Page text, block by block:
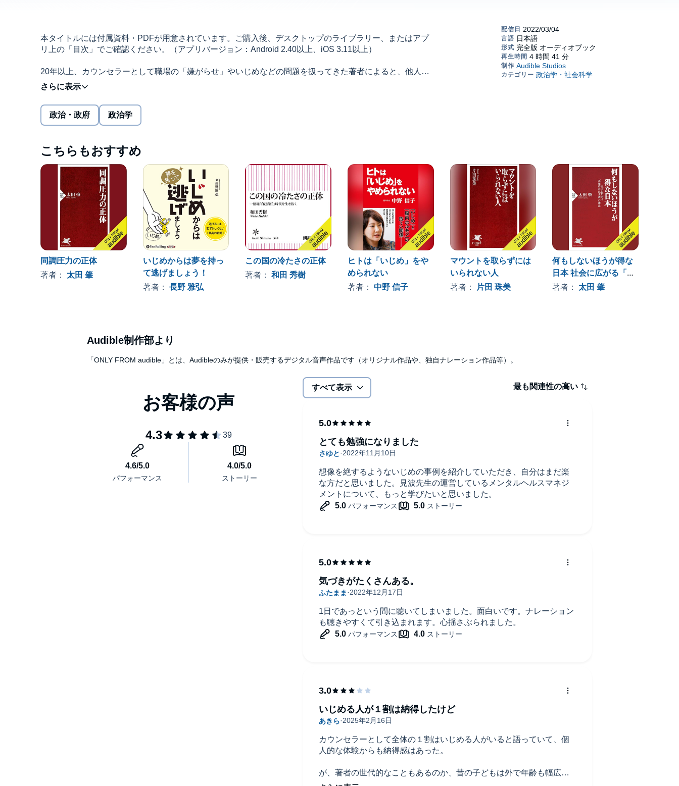
本タイトルには付属資料・PDFが用意されています。ご購入後、デスクトップのライブラリー、またはアプ
リ上の「目次」でご確認ください。（アプリバージョン：Android 2.40以上、iOS 3.11以上）
20年以上、カウンセラーとして職場の「嫌がらせ」やいじめなどの問題を扱ってきた著者によると、他人を
いじめる大人はおおよそ３種類に分けられるという。自分の感情をコントロールできない「感情型」、自己
愛が強い「自己愛型」、他者が自分にとって使える人間かどうかでしか判断しない「他者利用型」である。
っとふさわしい対抗策を解説するとともに、長い目で見て最も有効な解決策として、他者と本当の信頼関係
を作り上げる「傾聴」のスキルを紹介する。
（内容例）
「自分が正しい」と思い込んでいる人の怖さ／自分たちと違うからいじめるという同調圧力／「そんな発注
は受けていない」と言うCさん／上司から大量の本を読むことを強要されたBさん／人の噂に尾ひれをつけて
拡散する人たち／公園デビューで仲間外れにされたOさん／自分自身を楽にする「傾聴」の本質
©2021 Minami Toshiyuki (P)2022 Audible, Inc.
政治・政府 政治学
こちらもおすすめ
同調圧力の正体
著者： 太田 肇
いじめからは夢を持っ
て逃げましょう！
著者： 長野 雅弘
この国の冷たさの正体
著者：和田 秀樹
ヒトは「いじめ」をや
められない
著者： 中野 信子
マウントを取らずには
いられない人
著者： 片田 珠美
何もしないほうが得な
日本 社会に広がる「消
極的利己主義」の構造
著者： 太田 肇
Audible制作部より
「ONLY FROM audible」とは、Audibleのみが提供・販売するデジタル音声作品です（オリジナル作品や、独自ナレーション作品等）。
すべて表示 最も関連性の高い
想像を絶するようないじめの事例を紹介していただき、自分はまだ楽
な方だと思いました。見波先生の運営しているメンタルヘルスマネジ
メントについて、もっと学びたいと思いました。
とても勉強になりました
1日であっという間に聴いてしまいました。面白いです。ナレーション
も聴きやすくて引き込まれます。心揺さぶられました。
気づきがたくさんある。
カウンセラーとして全体の１割はいじめる人がいると語っていて、個
人的な体験からも納得感はあった。
が、著者の世代的なこともあるのか、昔の子どもは外で年齢も幅広く
遊んでいたのでコミュニケーション能力が培われていた一方、最近の
いじめる人が１割は納得したけど